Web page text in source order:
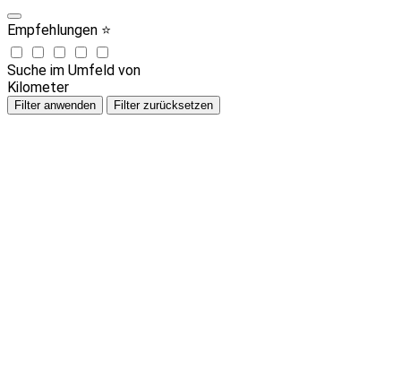
Empfehlungen ⭐
Suche im Umfeld von
Kilometer
Filter anwenden Filter zurücksetzen